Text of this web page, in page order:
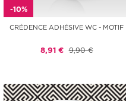
-10%
CRÉDENCE ADHÉSIVE WC - MOTIF
8,91 € 9,90 €